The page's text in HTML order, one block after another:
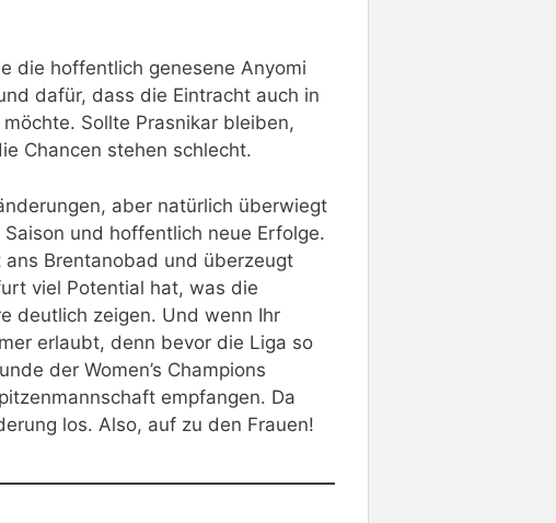
die hoffentlich genesene Anyomi
dafür, dass die Eintracht auch in
Sollte Prasnikar bleiben,
Chancen stehen schlecht.
aber natürlich überwiegt
und hoffentlich neue Erfolge.
Brentanobad und überzeugt
viel Potential hat, was die
deutlich zeigen. Und wenn Ihr
erlaubt, denn bevor die Liga so
der Women’s Champions
empfangen. Da
los. Also, auf zu den Frauen!